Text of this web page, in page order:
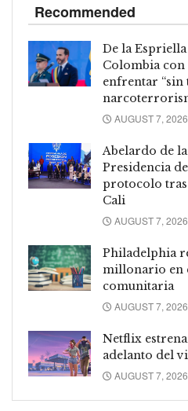
Recommended
De la
Colombia con
enfrentar “sin
AUGUST 7, 2026
Abelardo de
Presidencia
protocolo
Cali
AUGUST 7, 2026
Philadelphia
millonario en
comunitaria
AUGUST 7, 2026
Netflix
adelanto del
AUGUST 7, 2026